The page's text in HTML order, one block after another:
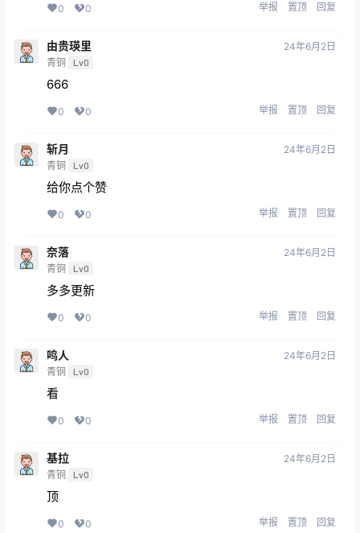
0 0 举报 置顶 回复
由贵瑛里
青铜 Lv0
24年6月2日
666
0 0 举报 置顶 回复
斩月
青铜 Lv0
24年6月2日
给你点个赞
0 0 举报 置顶 回复
奈落
青铜 Lv0
24年6月2日
多多更新
0 0 举报 置顶 回复
鸣人
青铜 Lv0
24年6月2日
看
0 0 举报 置顶 回复
基拉
青铜 Lv0
24年6月2日
顶
0 0 举报 置顶 回复